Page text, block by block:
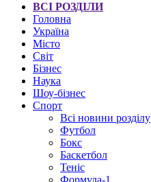
ВСІ РОЗДІЛИ
Головна
Україна
Місто
Світ
Бізнес
Наука
Шоу-бізнес
Спорт
Всі новини розділу
Футбол
Бокс
Баскетбол
Теніс
Формула-1